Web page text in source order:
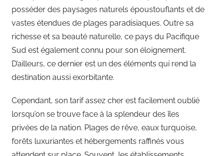
posséder des paysages naturels époustouflants et de
vastes étendues de plages paradisiaques. Outre sa
richesse et sa beauté naturelle, ce pays du Pacifique
Sud est également connu pour son éloignement.
D’ailleurs, ce dernier est un des éléments qui rend la
destination aussi exorbitante.
Cependant, son tarif assez cher est facilement oublié
lorsqu’on se trouve face à la splendeur des îles
privées de la nation. Plages de rêve, eaux turquoise,
forêts luxuriantes et hébergements raffinés vous